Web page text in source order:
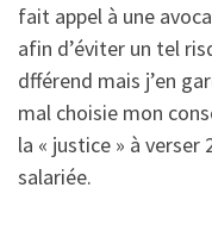
fait appel à une
afin d’éviter un tel
dfférend mais j’en
mal choisie mon
la « justice » à
salariée.